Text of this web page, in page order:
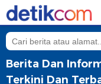
Berita Dan
Terkini Dan